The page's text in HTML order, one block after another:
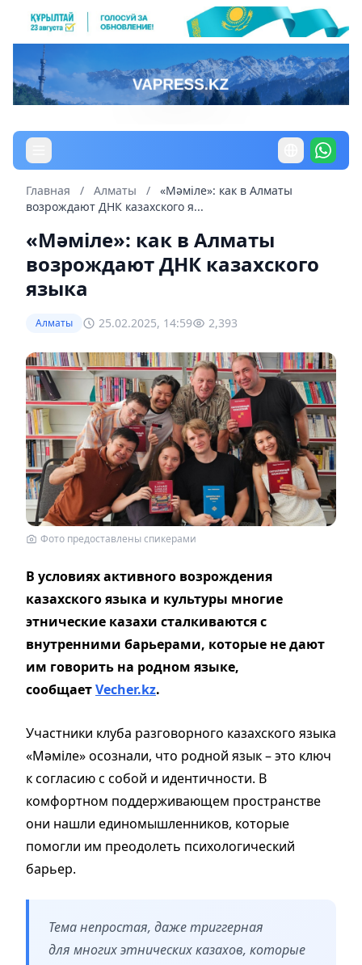
Главная / Алматы /
«Мәмiле»: как в Алматы
возрождают ДНК казахского я...
«Мәмiле»: как в Алматы
возрождают ДНК казахского
языка
Алматы 25.02.2025, 14:59 2,393
Фото предоставлены спикерами
В условиях активного возрождения
казахского языка и культуры многие
этнические казахи сталкиваются с
внутренними барьерами, которые не дают
им говорить на родном языке,
сообщаетVecher.kz.
Участники клуба разговорного казахского языка
«Мәміле» осознали, что родной язык – это ключ
к согласию с собой и идентичности. В
комфортном поддерживающем пространстве
они нашли единомышленников, которые
помогли им преодолеть психологический
барьер.
Тема непростая, даже триггерная
для многих этнических казахов, которые